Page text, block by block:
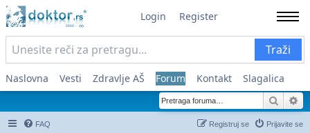
Login Register
Traži
Naslovna Vesti Zdravlje AŠ Forum Kontakt Slagalica
FAQ Prijavite se
Registruj se